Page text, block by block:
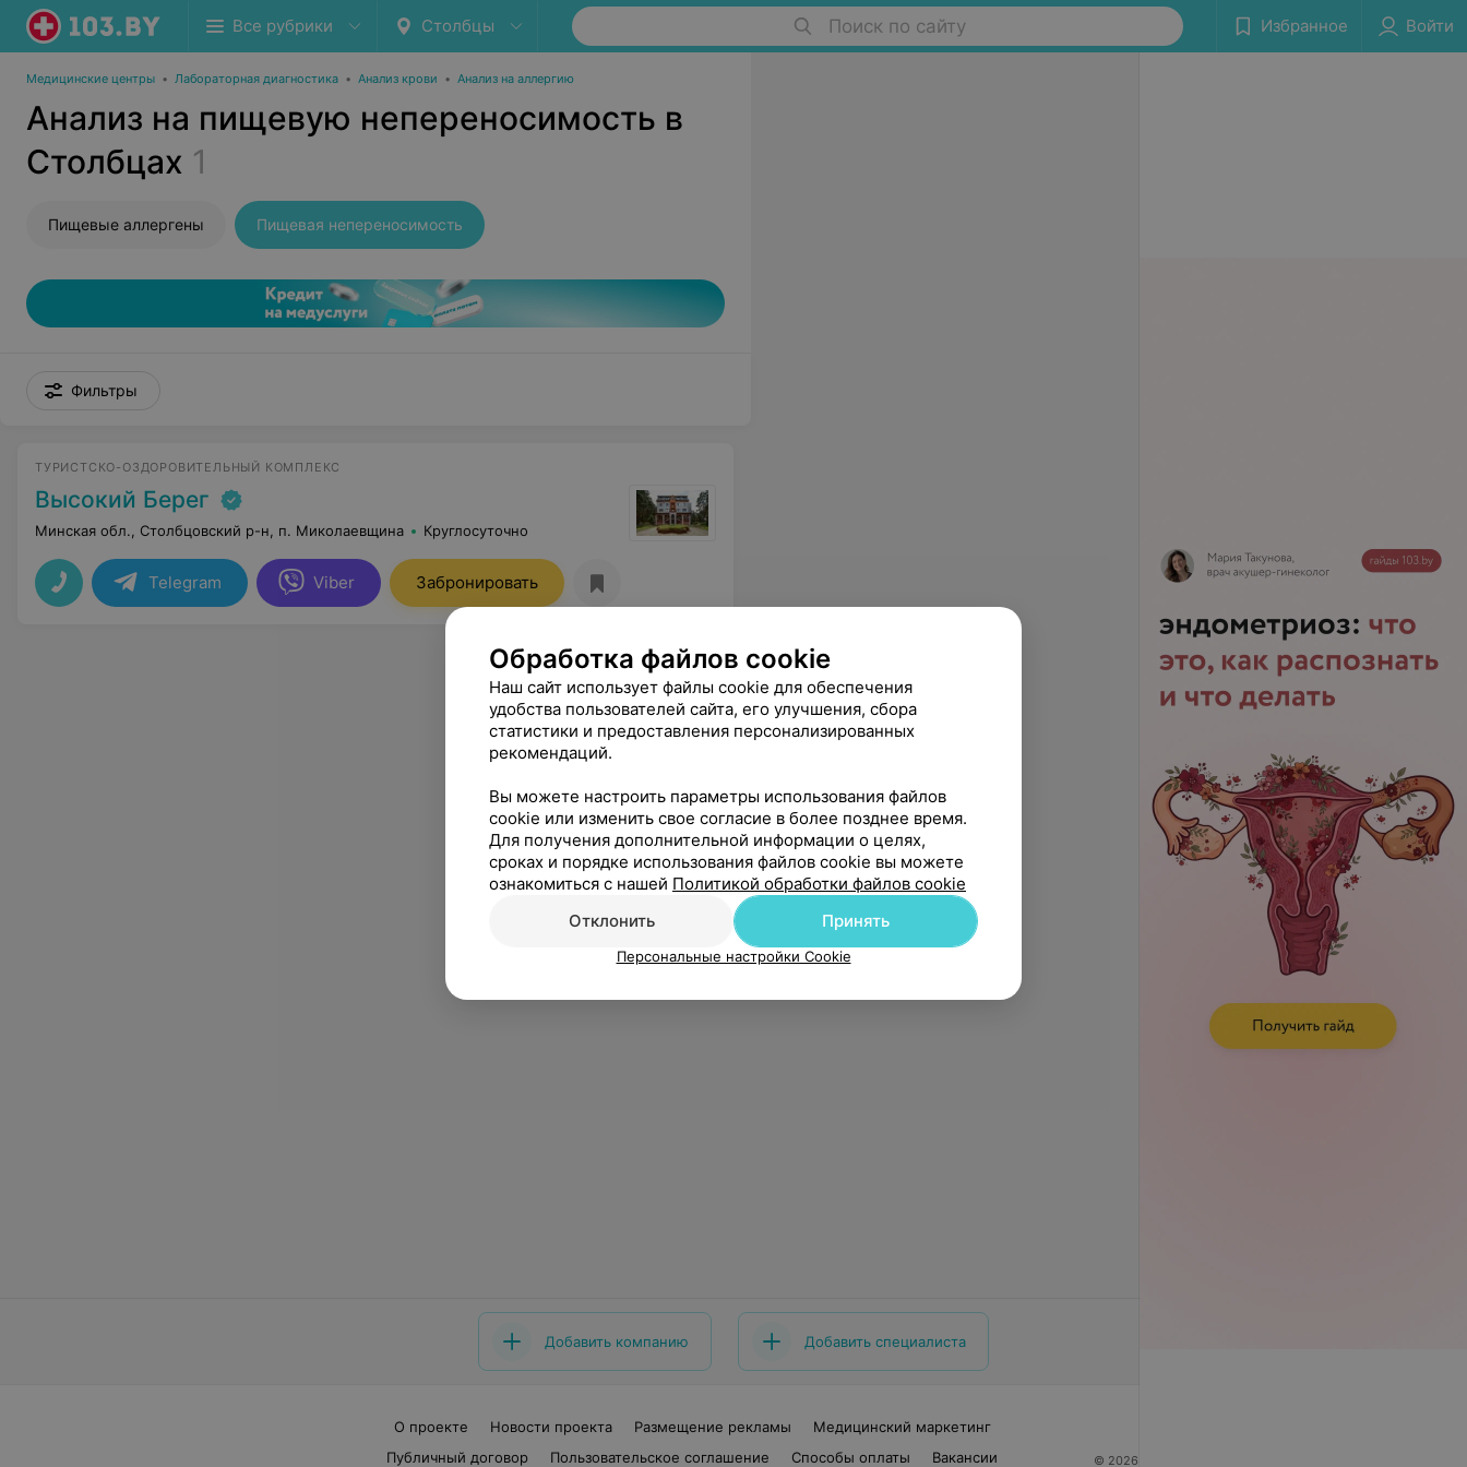
Все рубрики Столбцы Поиск по сайту Избранное Войти
Медицинские центры • Лабораторная диагностика • Анализ крови • Анализ на аллергию
Анализ на пищевую непереносимость в
Столбцах 1
Пищевые аллергены Пищевая непереносимость
Фильтры
ТУРИСТСКО-ОЗДОРОВИТЕЛЬНЫЙ КОМПЛЕКС
Высокий Берег
Минская обл., Столбцовский р-н, п. Миколаевщина Круглосуточно
Telegram Viber Забронировать
Добавить компанию Добавить специалиста
О проекте Новости проекта Размещение рекламы
Медицинский маркетинг
Публичный договор
Пользовательское соглашение Способы оплаты Вакансии © 2026 ООО «Артокс Лаб», УНП 191700409
Обработка файлов cookie
Наш сайт использует файлы cookie для обеспечения
удобства пользователей сайта, его улучшения, сбора
статистики и предоставления персонализированных
рекомендаций.
Вы можете настроить параметры использования файлов
cookie или изменить свое согласие в более позднее время.
Для получения дополнительной информации о целях,
сроках и порядке использования файлов cookie вы можете
ознакомиться с нашей Политикой обработки файлов cookie
Отклонить
Принять
Персональные настройки Cookie